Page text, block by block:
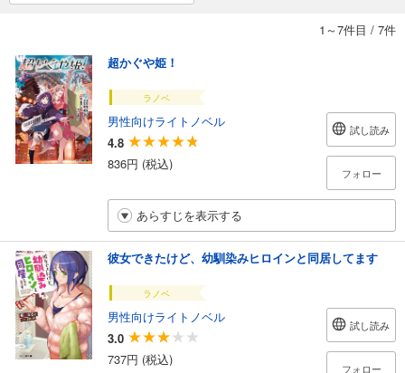
1～7件目 / 7件
超かぐや姫！
ラノベ
男性向けライトノベル
4.8
836円 (税込)
試し読み
フォロー
あらすじを表示する
彼女できたけど、幼馴染みヒロインと同居してます
ラノベ
男性向けライトノベル
3.0
737円 (税込)
試し読み
フォロー